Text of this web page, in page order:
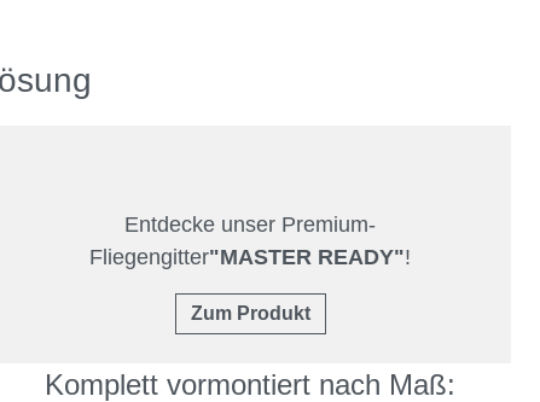
Entdecke unser Premium-
Fliegengitter"MASTER READY"!
Zum Produkt
Komplett vormontiert nach Maß: